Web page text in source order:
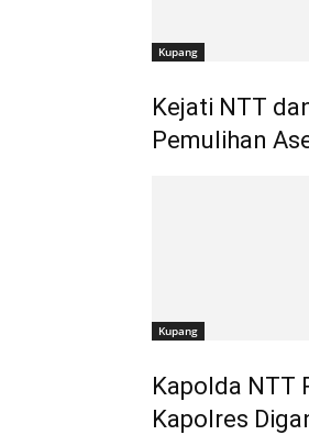
Kupang
Kejati NTT
Pemulihan
Kupang
Kapolda NTT
Kapolres